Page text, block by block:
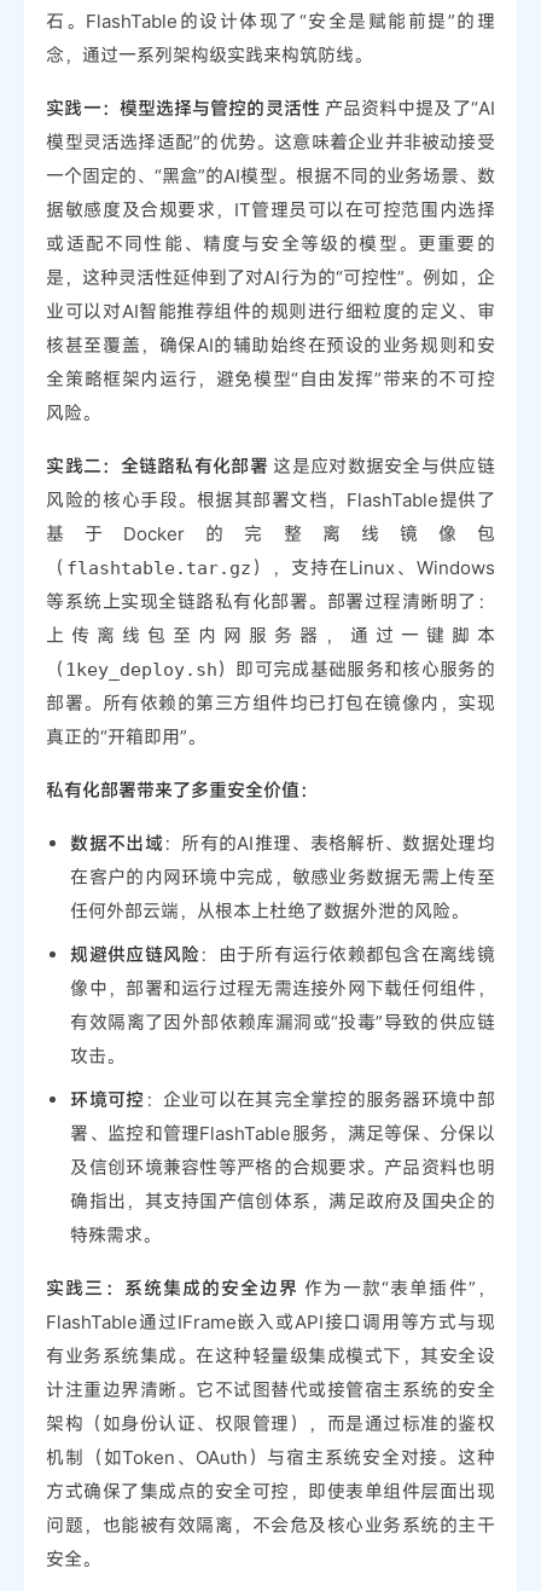
石。FlashTable的设计体现了“安全是赋能前提”的理
念，通过一系列架构级实践来构筑防线。
实践一：模型选择与管控的灵活性产品资料中提及了“AI
模型灵活选择适配”的优势。这意味着企业并非被动接受
一个固定的、“黑盒”的AI模型。根据不同的业务场景、数
据敏感度及合规要求，IT管理员可以在可控范围内选择
或适配不同性能、精度与安全等级的模型。更重要的
是，这种灵活性延伸到了对AI行为的“可控性”。例如，企
业可以对AI智能推荐组件的规则进行细粒度的定义、审
核甚至覆盖，确保AI的辅助始终在预设的业务规则和安
全策略框架内运行，避免模型“自由发挥”带来的不可控
风险。
实践二：全链路私有化部署 这是应对数据安全与供应链
风险的核心手段。根据其部署文档，FlashTable提供了
基于Docker的完整离线镜像包
（ flashtable.tar.gz ），支持在Linux、Windows
等系统上实现全链路私有化部署。部署过程清晰明了：
上传离线包至内网服务器，通过一键脚本
（ 1key_deploy.sh）即可完成基础服务和核心服务的
部署。所有依赖的第三方组件均已打包在镜像内，实现
真正的“开箱即用”。
私有化部署带来了多重安全价值：
数据不出域：所有的AI推理、表格解析、数据处理均
在客户的内网环境中完成，敏感业务数据无需上传至
任何外部云端，从根本上杜绝了数据外泄的风险。
规避供应链风险 ：由于所有运行依赖都包含在离线镜
像中，部署和运行过程无需连接外网下载任何组件，
有效隔离了因外部依赖库漏洞或“投毒”导致的供应链
攻击。
环境可控 ：企业可以在其完全掌控的服务器环境中部
署、监控和管理FlashTable服务，满足等保、分保以
及信创环境兼容性等严格的合规要求。产品资料也明
确指出，其支持国产信创体系，满足政府及国央企的
特殊需求。
实践三：系统集成的安全边界 作为一款“表单插件”，
FlashTable通过IFrame嵌入或API接口调用等方式与现
有业务系统集成。在这种轻量级集成模式下，其安全设
计注重边界清晰。它不试图替代或接管宿主系统的安全
架构（如身份认证、权限管理），而是通过标准的鉴权
机制（如Token、OAuth）与宿主系统安全对接。这种
方式确保了集成点的安全可控，即使表单组件层面出现
问题，也能被有效隔离，不会危及核心业务系统的主干
安全。